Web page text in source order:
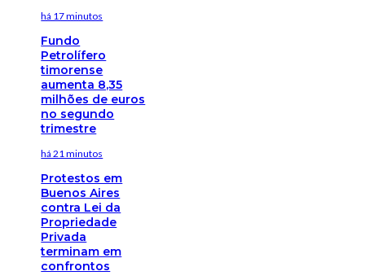
há 17 minutos
Fundo
Petrolífero
timorense
aumenta 8,35
milhões de euros
no segundo
trimestre
há 21 minutos
Protestos em
Buenos Aires
contra Lei da
Propriedade
Privada
terminam em
confrontos